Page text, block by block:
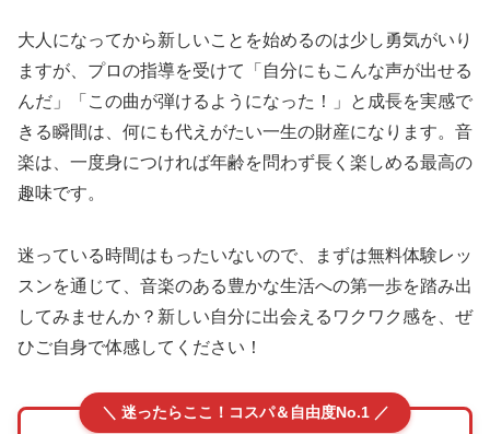
大人になってから新しいことを始めるのは少し勇気がいり
ますが、プロの指導を受けて「自分にもこんな声が出せる
んだ」「この曲が弾けるようになった！」と成長を実感で
きる瞬間は、何にも代えがたい一生の財産になります。音
楽は、一度身につければ年齢を問わず長く楽しめる最高の
趣味です。
迷っている時間はもったいないので、まずは無料体験レッ
スンを通じて、音楽のある豊かな生活への第一歩を踏み出
してみませんか？新しい自分に出会えるワクワク感を、ぜ
ひご自身で体感してください！
＼ 迷ったらここ！コスパ＆自由度No.1 ／